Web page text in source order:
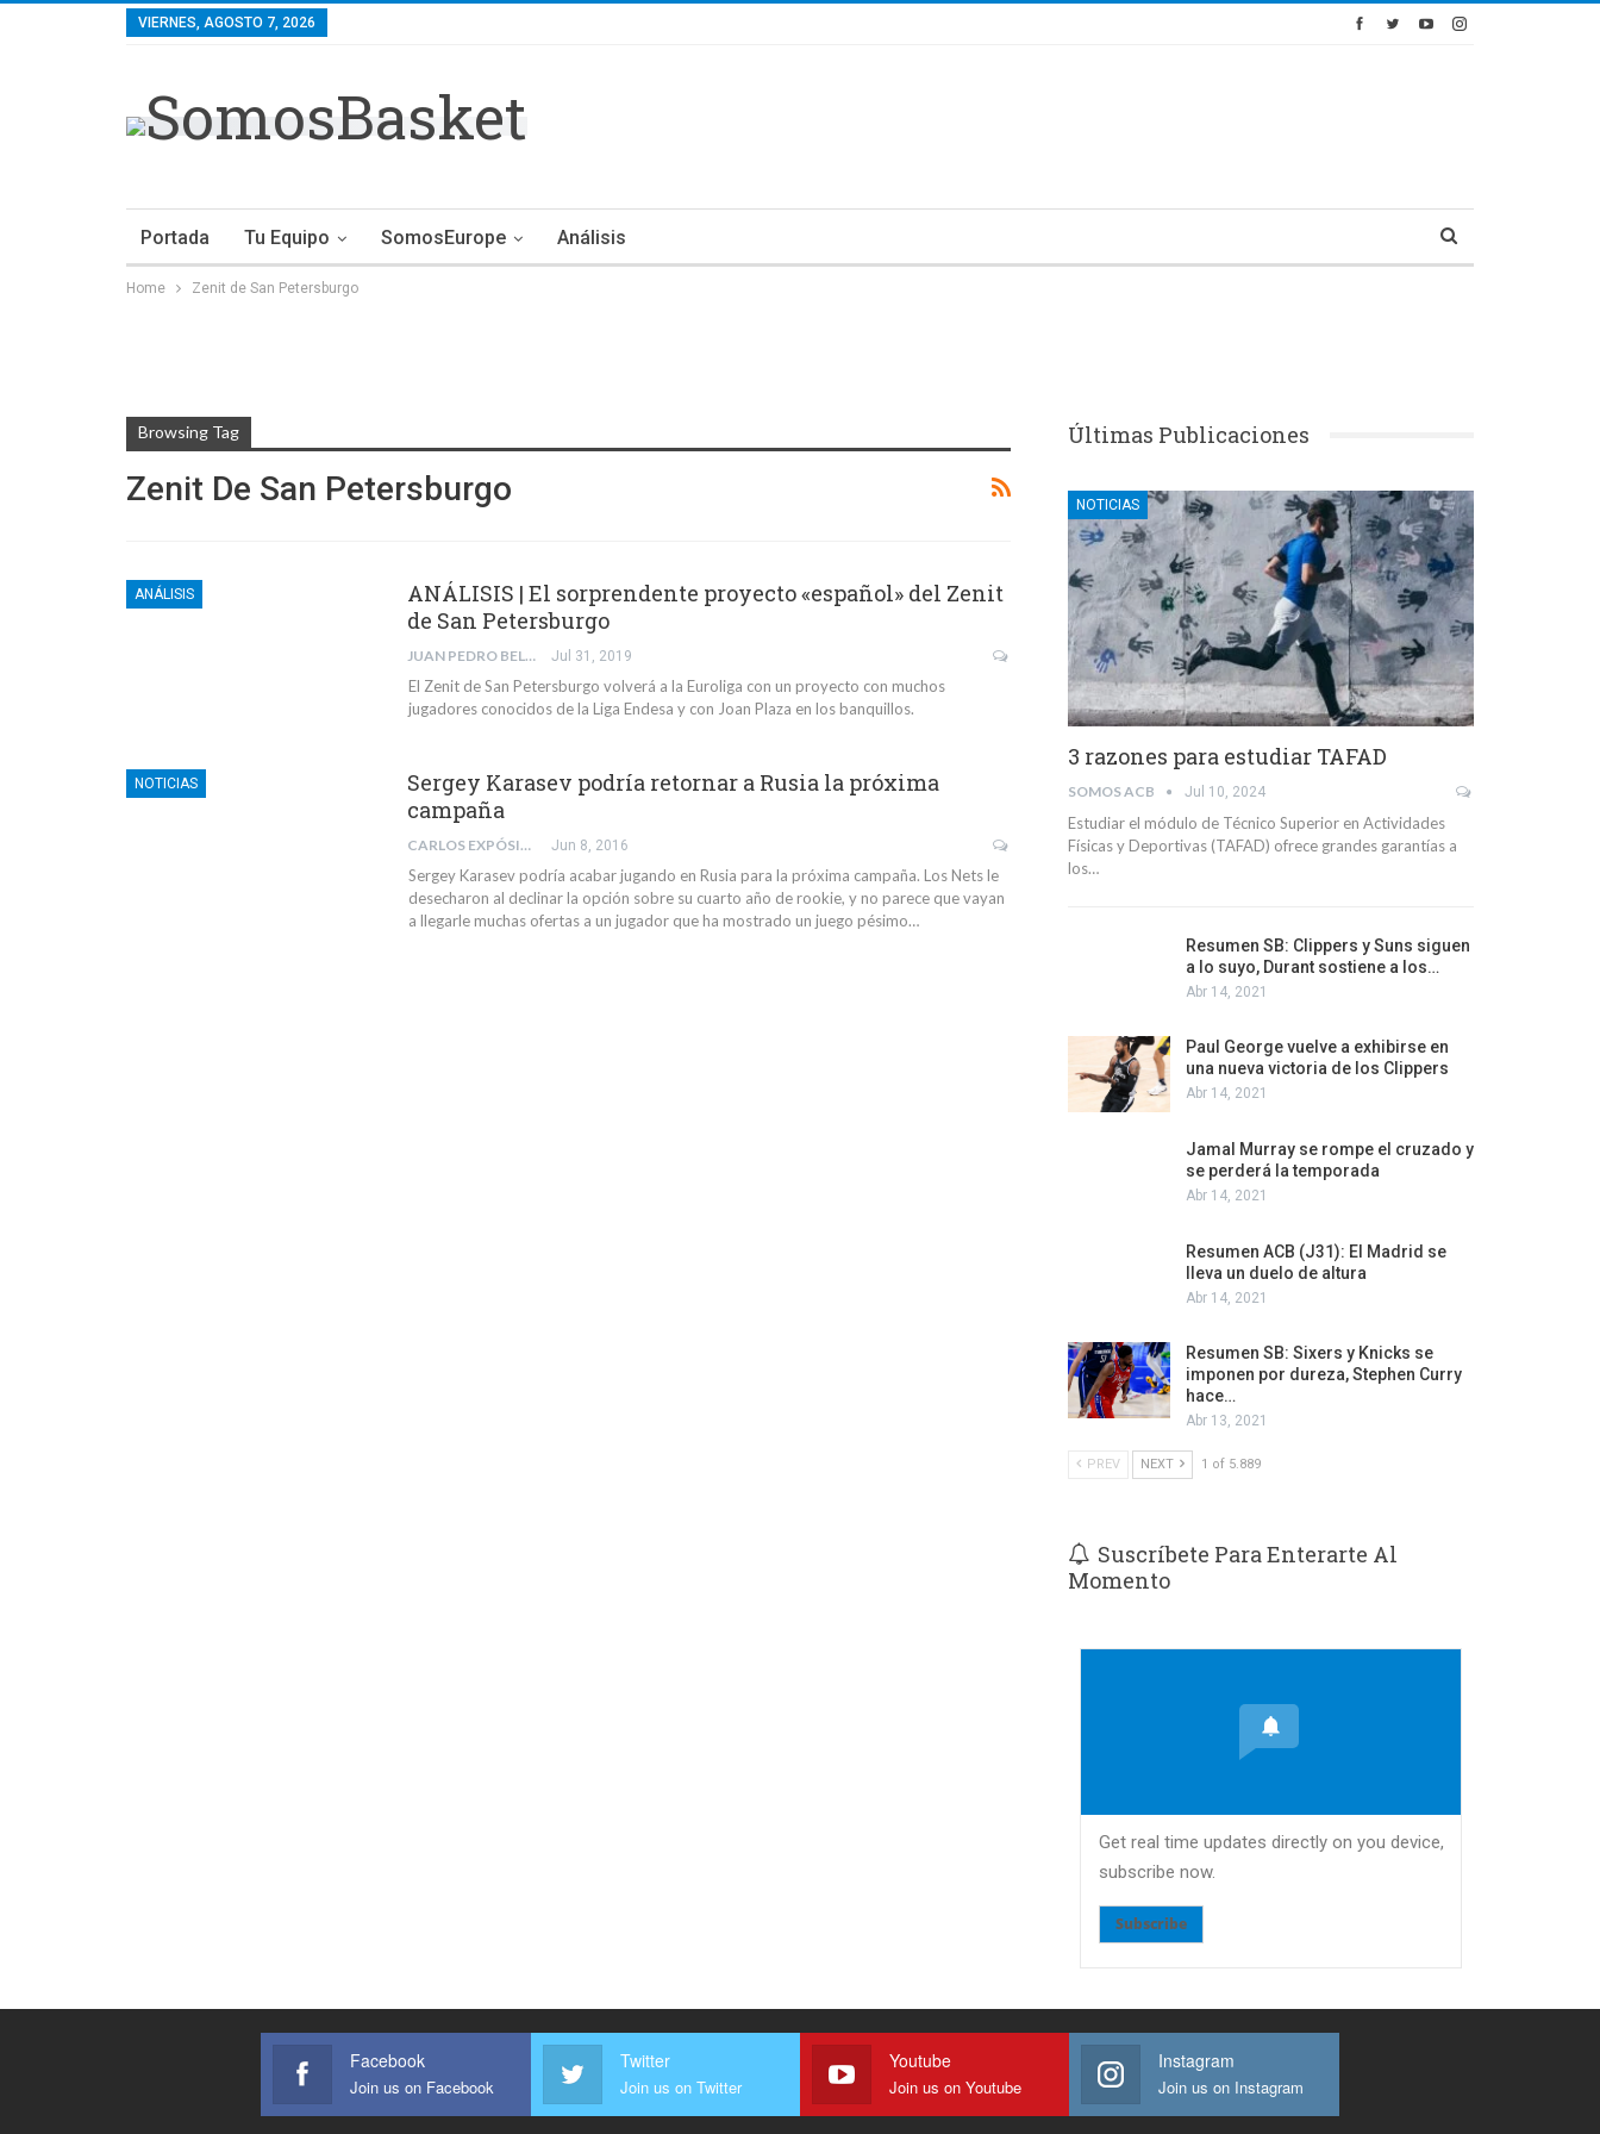
VIERNES, AGOSTO 7, 2026
Portada Tu Equipo SomosEurope Análisis
Home Zenit de San Petersburgo
Browsing Tag
Zenit De San Petersburgo
ANÁLISIS
ANÁLISIS | El sorprendente proyecto «español» del Zenit
de San Petersburgo
JUAN PEDRO BELMONTE GARCÍA Jul 31, 2019
El Zenit de San Petersburgo volverá a la Euroliga con un proyecto con muchos
jugadores conocidos de la Liga Endesa y con Joan Plaza en los banquillos.
NOTICIAS
Sergey Karasev podría retornar a Rusia la próxima
campaña
CARLOS EXPÓSITO BARRIL Jun 8, 2016
Sergey Karasev podría acabar jugando en Rusia para la próxima campaña. Los Nets le
desecharon al declinar la opción sobre su cuarto año de rookie, y no parece que vayan
a llegarle muchas ofertas a un jugador que ha mostrado un juego pésimo…
Últimas Publicaciones
NOTICIAS
3 razones para estudiar TAFAD
SOMOS ACB Jul 10, 2024
Estudiar el módulo de Técnico Superior en Actividades
Físicas y Deportivas (TAFAD) ofrece grandes garantías a
los…
Resumen SB: Clippers y Suns siguen
a lo suyo, Durant sostiene a los…
Abr 14, 2021
Paul George vuelve a exhibirse en
una nueva victoria de los Clippers
Abr 14, 2021
Jamal Murray se rompe el cruzado y
se perderá la temporada
Abr 14, 2021
Resumen ACB (J31): El Madrid se
lleva un duelo de altura
Abr 14, 2021
Resumen SB: Sixers y Knicks se
imponen por dureza, Stephen Curry
hace…
Abr 13, 2021
PREV NEXT 1 of 5.889
Suscríbete Para Enterarte Al
Momento
Get real time updates directly on you device,
subscribe now.
Subscribe
Facebook
Join us on Facebook
Twitter
Join us on Twitter
Youtube
Join us on Youtube
Instagram
Join us on Instagram